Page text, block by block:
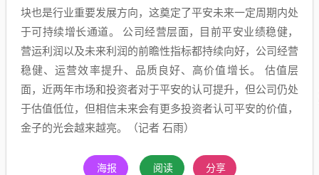
块也是行业重要发展方向，这奠定了平安未来一定周期内处
于可持续增长通道。 公司经营层面，目前平安业绩稳健，
营运利润以及未来利润的前瞻性指标都持续向好，公司经营
稳健、运营效率提升、品质良好、高价值增长。 估值层
面，近两年市场和投资者对于平安的认可提升，但公司仍处
于估值低位，但相信未来会有更多投资者认可平安的价值，
金子的光会越来越亮。（记者 石雨）
海报 阅读 分享